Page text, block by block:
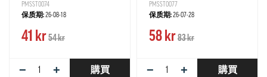
PMSST0074
保质期:26-08-18
41 kr54 kr
− + 購買
PMSST0077
保质期:26-07-28
58 kr83 kr
− + 購買